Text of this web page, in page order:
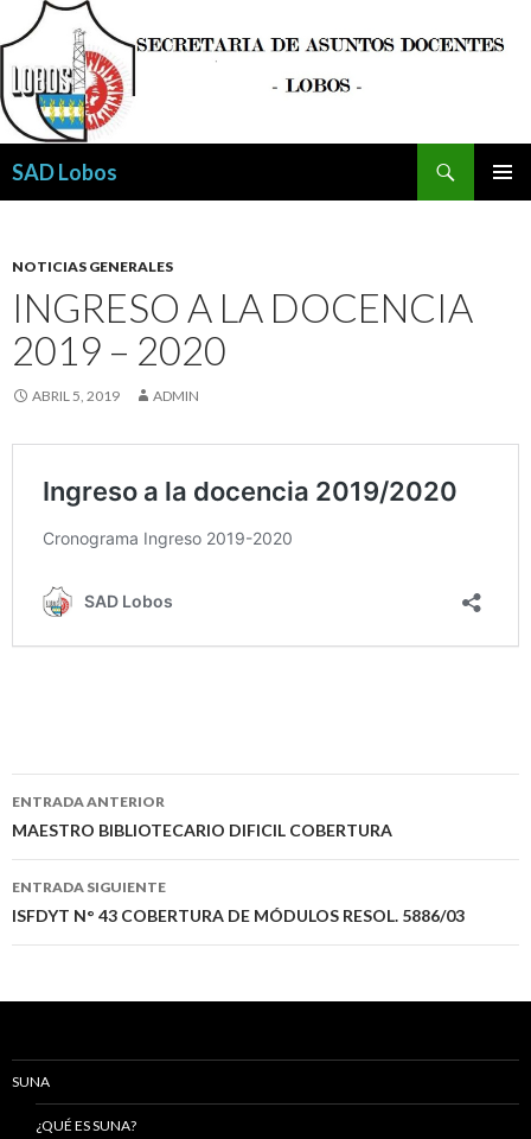
SAD Lobos
NOTICIAS GENERALES
INGRESO A LA DOCENCIA
2019 – 2020
ABRIL 5, 2019 ADMIN
Navegación
de
entradas
ENTRADA ANTERIOR
MAESTRO BIBLIOTECARIO DIFICIL COBERTURA
ENTRADA SIGUIENTE
ISFDYT N° 43 COBERTURA DE MÓDULOS RESOL. 5886/03
SUNA
¿QUÉ ES SUNA?